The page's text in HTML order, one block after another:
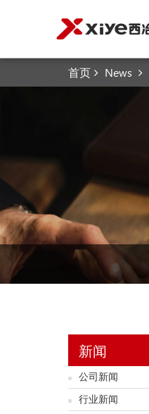
首页 News
新闻
公司新闻
行业新闻